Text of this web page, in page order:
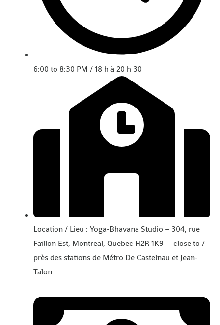
6:00 to 8:30 PM / 18 h à 20 h 30
Location / Lieu : Yoga-Bhavana Studio – 304, rue
Faillon Est, Montreal, Quebec H2R 1K9 - close to /
près des stations de Métro De Castelnau et Jean-
Talon